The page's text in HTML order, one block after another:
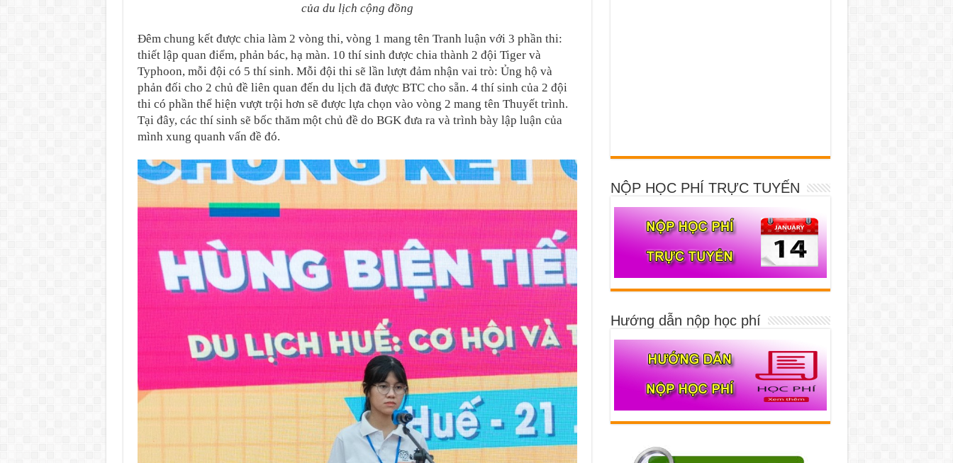
của du lịch cộng đồng
Đêm chung kết được chia làm 2 vòng thi, vòng 1 mang tên Tranh luận với 3 phần thi:
thiết lập quan điểm, phản bác, hạ màn. 10 thí sinh được chia thành 2 đội Tiger và
Typhoon, mỗi đội có 5 thí sinh. Mỗi đội thi sẽ lần lượt đảm nhận vai trò: Ủng hộ và
phản đối cho 2 chủ đề liên quan đến du lịch đã được BTC cho sẵn. 4 thí sinh của 2 đội
thi có phần thể hiện vượt trội hơn sẽ được lựa chọn vào vòng 2 mang tên Thuyết trình.
Tại đây, các thí sinh sẽ bốc thăm một chủ đề do BGK đưa ra và trình bày lập luận của
mình xung quanh vấn đề đó.
NỘP HỌC PHÍ TRỰC TUYẾN
Hướng dẫn nộp học phí